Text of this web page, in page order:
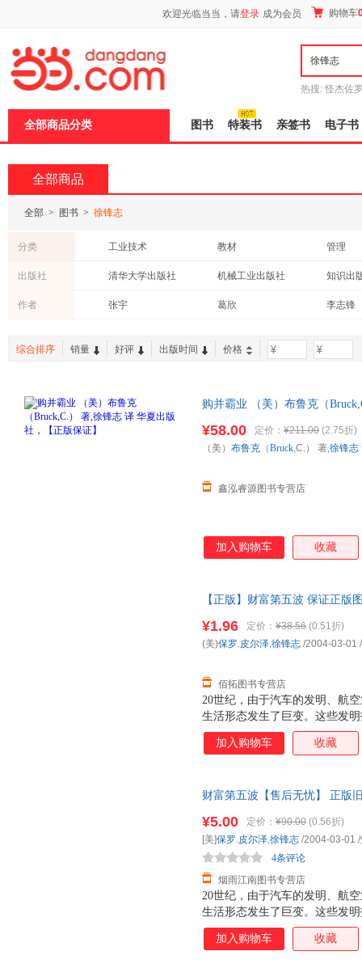
欢迎光临当当，请登录 成为会员 购物车
热搜: 怪杰佐
全部商品分类 图书 特装书 亲签书 电子书
全部商品
全部 > 图书 > 徐锋志
分类 工业技术 教材
管理
社会科学
烹饪/美食
医学
亲子/家
出版社 清华大学出版社 机械工业出版社
知识出
浙江大
中国社会科学出版社
北京邮电大学出版社 化学工
作者 张宇 葛欣
李志锋
综合排序
销量 好评 出版时间 价格 -
购并霸业 （美）布鲁克（
¥58.00 定价： ¥211.00 (2.75折)
鑫泓睿源图书专营店
（美） 布鲁克 （Bruck,C.） 著,徐锋志
加入购物车 收藏
【正版】财富第五波 保证正版
20世纪，由于汽车的发明、航
生活形态发生了巨变。这些发
投资人累积了富可敌国的财富
覆我们的生活，并在往后10年
¥1.96 定价： ¥38.56 (0.51折)
佰拓图书专营店
(美)保罗.皮尔泽,徐锋志 /2004-03-01 /
加入购物车 收藏
财富第五波【售后无忧】 正版
20世纪，由于汽车的发明、航
生活形态发生了巨变。这些发
投资人累积了富可敌国的财富
覆我们的生活，并在往后10年
¥5.00 定价： ¥90.00 (0.56折)
烟雨江南图书专营店
4条评论
[美]保罗.皮尔泽,徐锋志 /2004-03-01 /
加入购物车 收藏
页
加